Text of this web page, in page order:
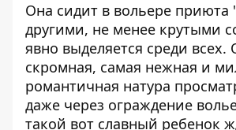
Она сидит в вольере приюта
другими, не менее крутыми
явно выделяется среди всех.
скромная, самая нежная и
романтичная натура
даже через ограждение
такой вот славный ребенок